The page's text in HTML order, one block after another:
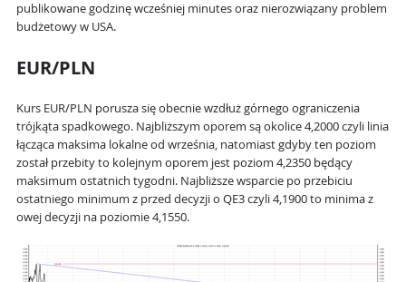
publikowane godzinę wcześniej minutes oraz nierozwiązany problem
budżetowy w USA.
EUR/PLN
Kurs EUR/PLN porusza się obecnie wzdłuż górnego ograniczenia
trójkąta spadkowego. Najbliższym oporem są okolice 4,2000 czyli linia
łącząca maksima lokalne od września, natomiast gdyby ten poziom
został przebity to kolejnym oporem jest poziom 4,2350 będący
maksimum ostatnich tygodni. Najbliższe wsparcie po przebiciu
ostatniego minimum z przed decyzji o QE3 czyli 4,1900 to minima z
owej decyzji na poziomie 4,1550.